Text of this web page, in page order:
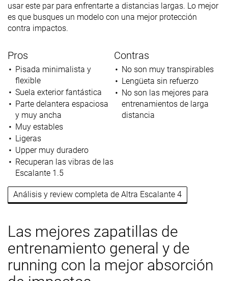
usar este par para enfrentarte a distancias largas. Lo mejor
es que busques un modelo con una mejor protección
contra impactos.
Pros
Pisada minimalista y
flexible
Suela exterior fantástica
Parte delantera espaciosa
y muy ancha
Muy estables
Ligeras
Upper muy duradero
Recuperan las vibras de las
Escalante 1.5
Contras
No son muy transpirables
Lengüeta sin refuerzo
No son las mejores para
entrenamientos de larga
distancia
Análisis y review completa de Altra Escalante 4
Las mejores zapatillas de
entrenamiento general y de
running con la mejor absorción